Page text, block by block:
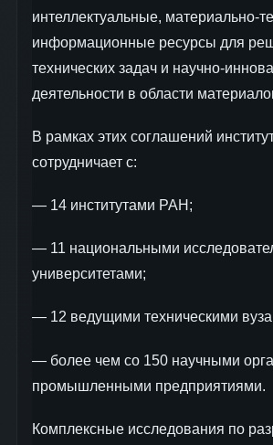
интеллектуальные, материально-
информационные ресурсы для
технических задач и научно-
деятельности в области
В рамках этих соглашений
сотрудничает с:
— 14 институтами РАН;
— 11 национальными
университетами;
— 12 ведущими техническими
— более чем со 150 научными
промышленными предприятиями.
Комплексные исследования по